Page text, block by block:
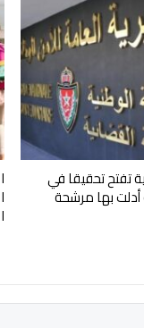
تفتح تحقيقا في
أدلت بها مرشحة